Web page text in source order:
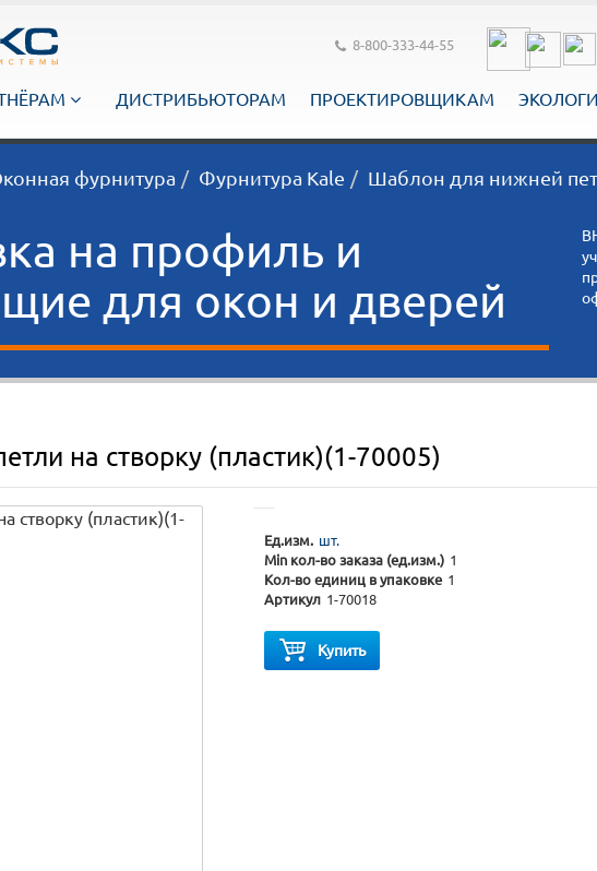
8-800-333-44-55
ДИСТРИБЬЮТОРАМ ПРОЕКТИРОВЩИКАМ
фурнитура Фурнитура Kale Шаблон для нижней
на профиль и
для окон и дверей
на створку (пластик)(1-70005)
Ед.изм. шт.
Min кол-во заказа (ед.изм.) 1
Кол-во единиц в упаковке 1
Артикул 1-70018
Купить